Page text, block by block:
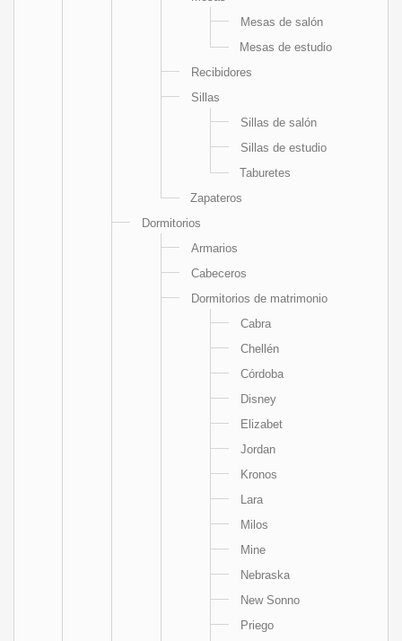
Mesas de salón
Mesas de estudio
Recibidores
Sillas
Sillas de salón
Sillas de estudio
Taburetes
Zapateros
Dormitorios
Armarios
Cabeceros
Dormitorios de matrimonio
Cabra
Chellén
Córdoba
Disney
Elizabet
Jordan
Kronos
Lara
Milos
Mine
Nebraska
New Sonno
Priego